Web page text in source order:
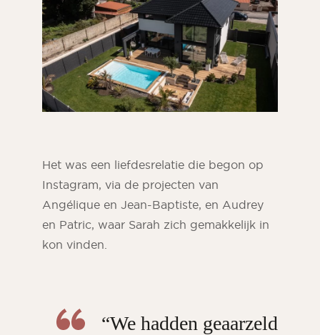
Het was een liefdesrelatie die begon op
Instagram, via de projecten van
Angélique en Jean-Baptiste, en Audrey
en Patric, waar Sarah zich gemakkelijk in
kon vinden.
“We hadden geaarzeld